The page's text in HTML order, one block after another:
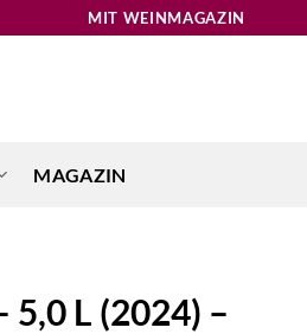
MIT WEINMAGAZIN
MAGAZIN
L (2024) –